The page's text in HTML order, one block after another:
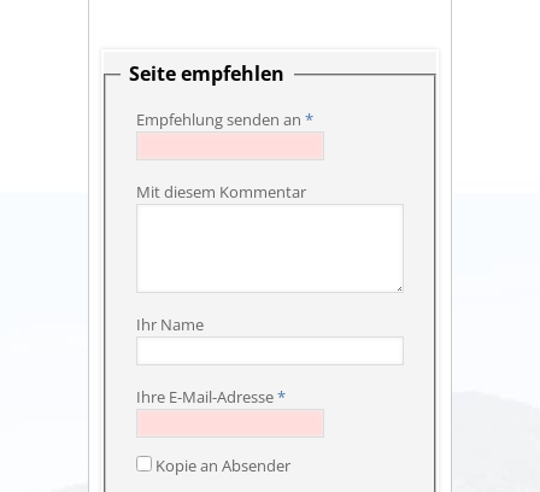
Seite empfehlen
Empfehlung senden an *
Mit diesem Kommentar
Ihr Name
Ihre E-Mail-Adresse*
Kopie an Absender